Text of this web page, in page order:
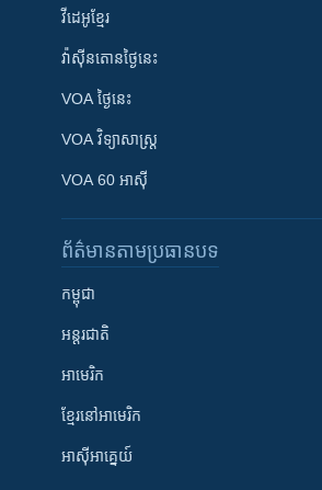
វីដេអូ​ខ្មែរ
វ៉ាស៊ីនតោន​ថ្ងៃ​នេះ
VOA ថ្ងៃនេះ
VOA ​វិទ្យាសាស្ត្រ
VOA 60 អាស៊ី
ព័ត៌មាន​តាមប្រធានបទ​
កម្ពុជា
អន្តរជាតិ
អាមេរិក
ខ្មែរ​នៅអាមេរិក
អាស៊ីអាគ្នេយ៍